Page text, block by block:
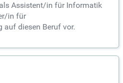
Assistent/in für Informatik
in für
auf diesen Beruf vor.